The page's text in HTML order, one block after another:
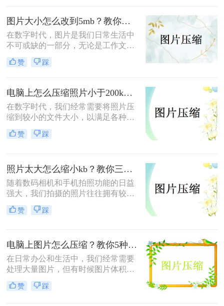
么电脑照片怎么压缩到200k以内呢？
本文将为您提供一系列实用的方法和
步骤，帮助您轻松地将电脑中的照片
压缩到200k以内。
图片大小怎么改到5mb？教你二种常见的压缩图片方法！
在数字时代，图片是我们日常生活中
不可或缺的一部分，无论是工作文
档、社交媒体分享，还是个人相册存
储，图片都扮演着重要角色。然而，
上传受限或占用过多存储空间的问
题。特别是在需要将图片大小调整至
特定范围，如5MB以内时，掌握一些
有效的调整方法就显得尤为重要。那
么图片大小怎么改到5mb呢？以下是
一些实用的步骤和技巧，帮助您轻松
赞 踩
电脑上怎么压缩照片小于200k？这4个方法一定要会！
在数字时代，我们经常需要将照片压
缩到较小的文件大小，以满足各种上
传和分享的需求。特别是当文件大小
限制在200KB以内时，选择合适的压
四种在电脑上压缩照片至小于200KB
的方法，帮助您轻松应对这一挑战。
赞 踩
照片太大怎么缩小kb？教你三招轻松解决!！
随着数码相机和手机拍照功能的日益
强大，我们拍摄的照片往往拥有较高
的分辨率和较大的文件体积，这在存
储和分享时可能会带来不便。那么照
照片的KB值。
赞 踩
电脑上图片怎么压缩？教你5种压缩图片方法！
​在日常办公和生活中，我们经常需要
处理大量图片，但有时候图片体积过
大，不仅占用存储空间，还会影响上
传和分享的速度。为了解决这个问
赞 踩